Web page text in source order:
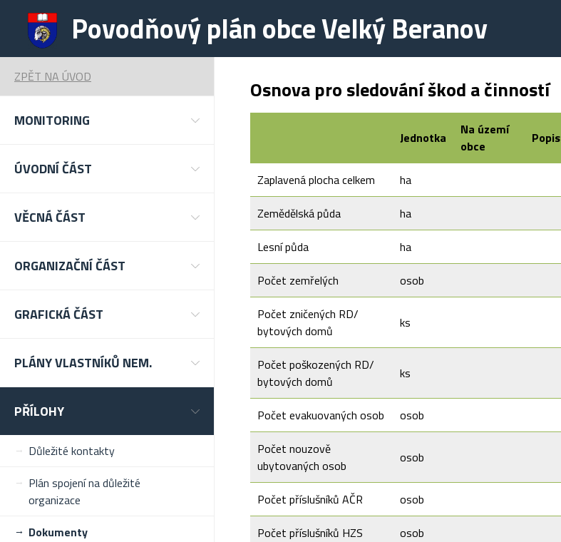
Povodňový plán obce Velký Beranov
ZPĚT NA ÚVOD
MONITORING
ÚVODNÍ ČÁST
VĚCNÁ ČÁST
ORGANIZAČNÍ ČÁST
GRAFICKÁ ČÁST
PLÁNY VLASTNÍKŮ NEM.
PŘÍLOHY
Důležité kontakty
Plán spojení na důležité
organizace
Dokumenty
Osnova pro sledování škod a činností
Jednotka
Na území
obce
Popis
Zaplavená plocha celkem
ha
Zemědělská půda
ha
Lesní půda
ha
Počet zemřelých
osob
Počet zničených RD/
bytových domů
ks
Počet poškozených RD/
bytových domů
ks
Počet evakuovaných osob
osob
Počet nouzově
ubytovaných osob
osob
Počet příslušníků AČR
osob
Počet příslušníků HZS
osob